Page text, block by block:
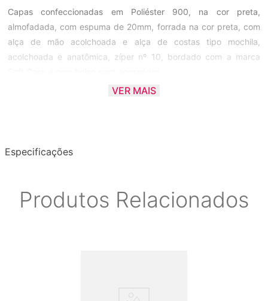
Capas confeccionadas em Poliéster 900, na cor preta,
almofadada, com espuma de 20mm, forrada na cor preta, com
alça de mão acolchoada e alça de costas tipo mochila,
acolchoada e anatômica, zíper nº 10, bordado com a marca
- Compatível: Violão Folk
VER MAIS
Especificações
Produtos Relacionados